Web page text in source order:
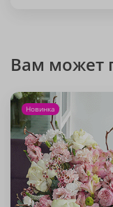
Вам может
Новинка